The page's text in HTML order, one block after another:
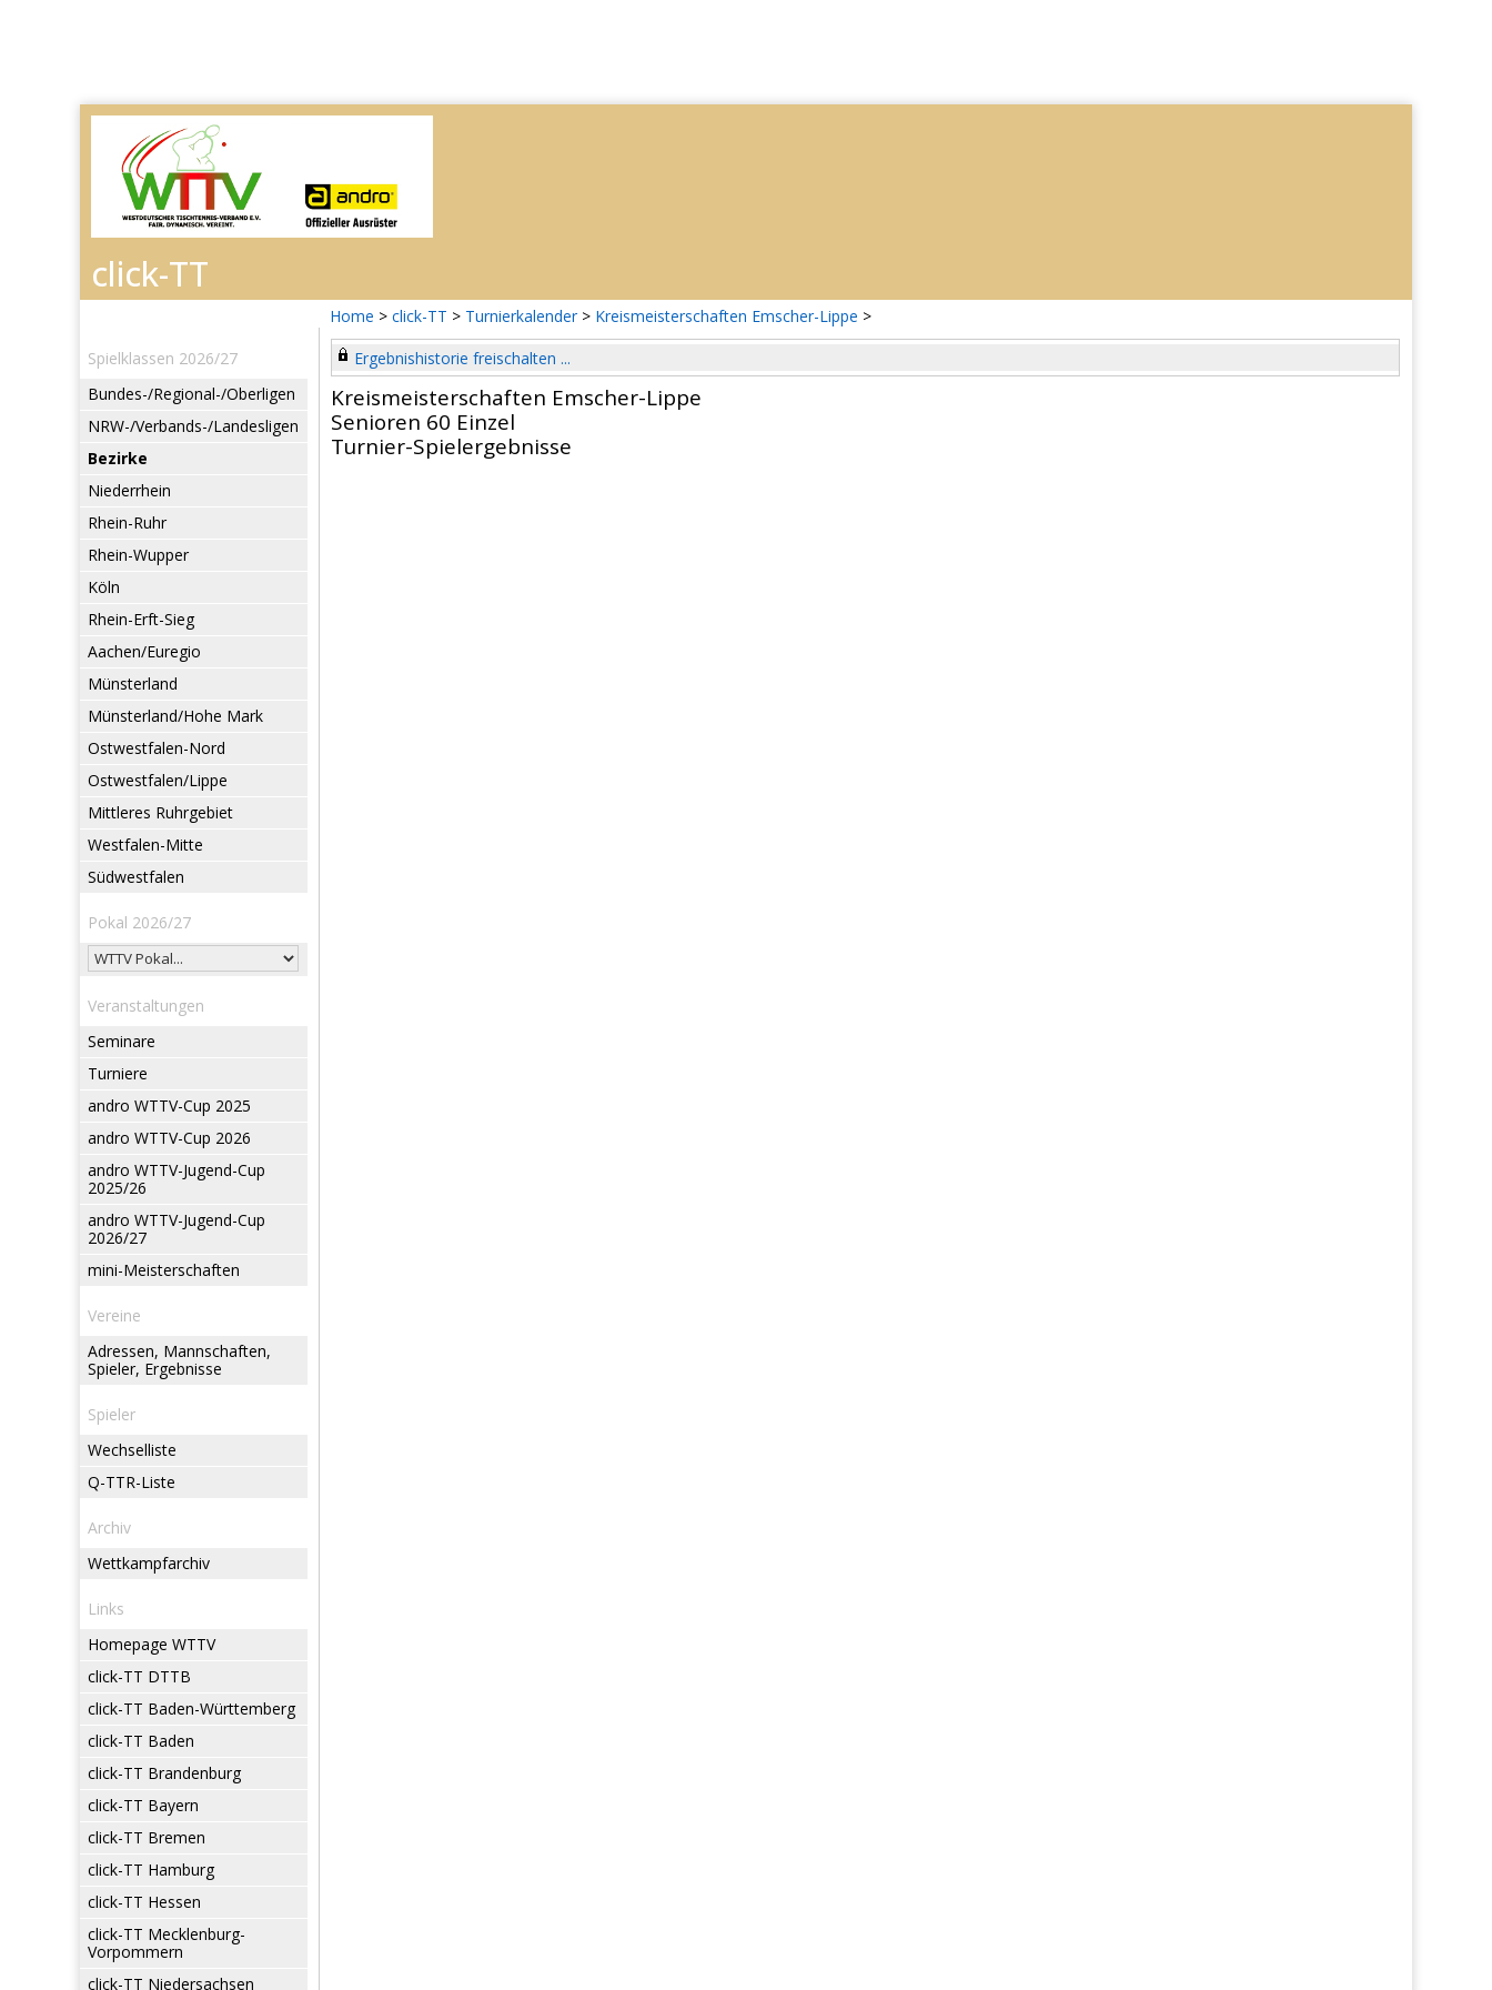
Home > click-TT > Turnierkalender > Kreismeisterschaften Emscher-Lippe >
Spielklassen 2026/27
Bundes-/Regional-/Oberligen
NRW-/Verbands-/Landesligen
Bezirke
Niederrhein
Rhein-Ruhr
Rhein-Wupper
Köln
Rhein-Erft-Sieg
Aachen/Euregio
Münsterland
Münsterland/Hohe Mark
Ostwestfalen-Nord
Ostwestfalen/Lippe
Mittleres Ruhrgebiet
Westfalen-Mitte
Südwestfalen
Pokal 2026/27
Veranstaltungen
Seminare
Turniere
andro WTTV-Cup 2025
andro WTTV-Cup 2026
andro WTTV-Jugend-Cup
2025/26
andro WTTV-Jugend-Cup
2026/27
mini-Meisterschaften
Vereine
Adressen, Mannschaften,
Spieler, Ergebnisse
Spieler
Wechselliste
Q-TTR-Liste
Archiv
Wettkampfarchiv
Links
Homepage WTTV
click-TT DTTB
click-TT Baden-Württemberg
click-TT Baden
click-TT Brandenburg
click-TT Bayern
click-TT Bremen
click-TT Hamburg
click-TT Hessen
click-TT Mecklenburg-
Vorpommern
click-TT Niedersachsen
Ergebnishistorie freischalten ...
Kreismeisterschaften Emscher-Lippe
Senioren 60 Einzel
Turnier-Spielergebnisse